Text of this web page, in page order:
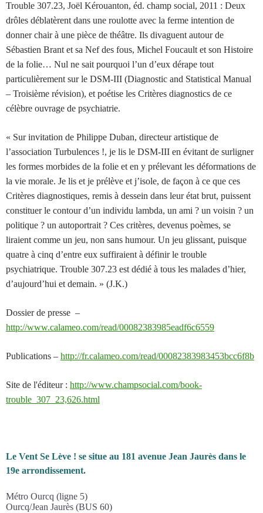
Trouble 307.23, Joël Kérouanton, éd. champ social, 2011 : Deux
drôles déblatèrent dans une roulotte avec la ferme intention de
donner chair à une pièce de théâtre. Ils divaguent autour de
Sébastien Brant et sa Nef des fous, Michel Foucault et son Histoire
de la folie… Nul ne sait pourquoi l’un d’eux dérape tout
particulièrement sur le DSM-III (Diagnostic and Statistical Manual
– Troisième révision), et poétise les Critères diagnostics de ce
célèbre ouvrage de psychiatrie.
« Sur invitation de Philippe Duban, directeur artistique de
l’association Turbulences !, je lis le DSM-III en évitant de surligner
les formes morbides de la folie et en y prélevant les déformations de
la vie morale. Je lis et je prélève et j’isole, de façon à ce que ces
Critères diagnostiques, remis à dessein dans leur état brut, puissent
constituer le contour d’un individu lambda, un ami ? un voisin ? un
politique ? un autoportrait ? Ces critères, devenus poèmes, se
liraient comme un jeu, non sans humour. Un jeu glissant, puisque
quatre à cinq d’entre eux suffiraient à définir le trouble
psychiatrique. Trouble 307.23 est dédié à tous les malades d’hier,
d’aujourd’hui et demain. » (J.K.)
Dossier de presse –
http://www.calameo.com/read/00082383985eadf6c6559
Publications – http://fr.calameo.com/read/00082383983453bcc6f8b
Site de l'éditeur : http://www.champsocial.com/book-
trouble_307_23,626.html
Le Vent Se Lève ! se situe au 181 avenue Jean Jaurès dans le
19e arrondissement.
Métro Ourcq (ligne 5)
Ourcq/Jean Jaurès (BUS 60)